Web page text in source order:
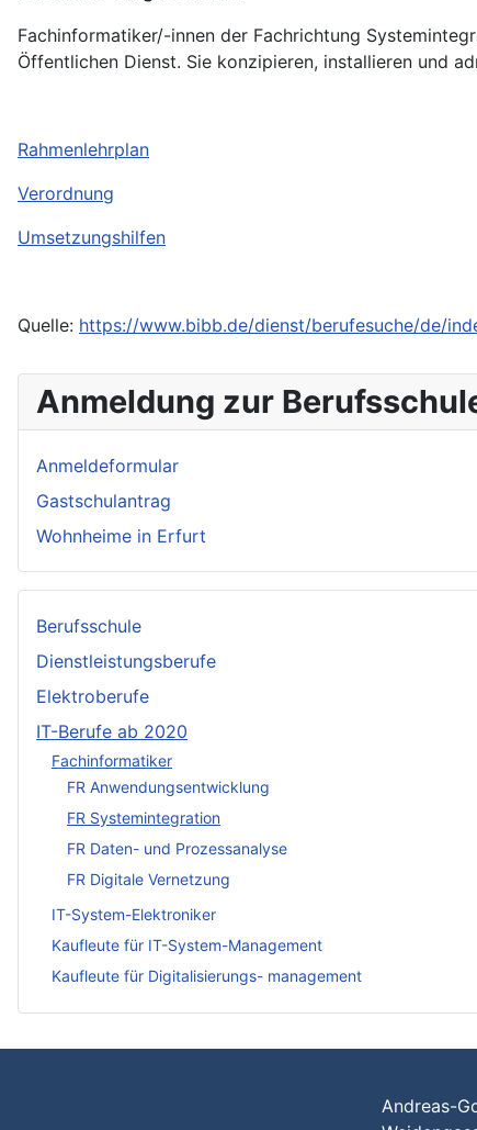
Fachinformatiker/-innen der Fachrichtung
Öffentlichen Dienst. Sie konzipieren, installieren und
Rahmenlehrplan
Verordnung
Umsetzungshilfen
Quelle: https://www.bibb.de/dienst/berufesuche/de/
Anmeldung zur
Anmeldeformular
Gastschulantrag
Wohnheime in Erfurt
Berufsschule
Dienstleistungsberufe
Elektroberufe
IT-Berufe ab 2020
Fachinformatiker
FR Anwendungsentwicklung
FR Systemintegration
FR Daten- und Prozessanalyse
FR Digitale Vernetzung
IT-System-Elektroniker
Kaufleute für IT-System-Management
Kaufleute für Digitalisierungs- management
Andreas-